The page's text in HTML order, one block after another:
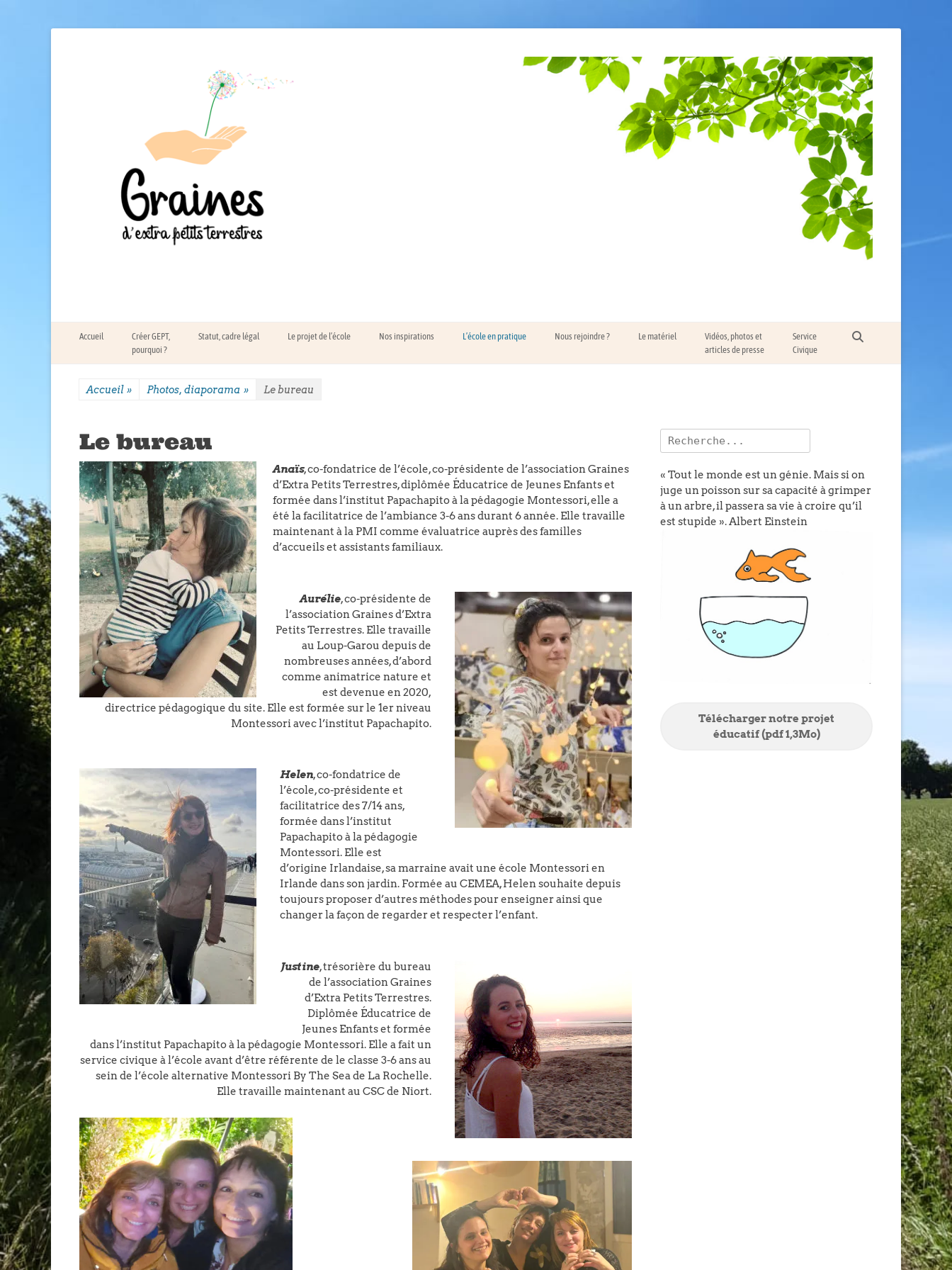
école Graines d'extra petits terrestres
Menu principal
Accueil
Créer GEPT,
pourquoi ?
Statut, cadre légal Le projet de l’école Nos inspirations L’école en pratique Nous rejoindre ? Le matériel
Vidéos, photos et
articles de presse
Service
Civique
Accueil » Photos, diaporama » Le bureau
Le bureau
Anaïs, co-fondatrice de l’école, co-présidente de l’association Graines
d’Extra Petits Terrestres, diplômée Éducatrice de Jeunes Enfants et
formée dans l’institut Papachapito à la pédagogie Montessori, elle a
été la facilitatrice de l’ambiance 3-6 ans durant 6 année. Elle travaille
maintenant à la PMI comme évaluatrice auprès des familles
d’accueils et assistants familiaux.
Aurélie, co-présidente de
l’association Graines d’Extra
Petits Terrestres. Elle travaille
au Loup-Garou depuis de
nombreuses années, d’abord
comme animatrice nature et
est devenue en 2020,
directrice pédagogique du site. Elle est formée sur le 1er niveau
Montessori avec l’institut Papachapito.
Helen, co-fondatrice de
l’école, co-présidente et
facilitatrice des 7/14 ans,
formée dans l’institut
Papachapito à la pédagogie
Montessori. Elle est
d’origine Irlandaise, sa marraine avait une école Montessori en
Irlande dans son jardin. Formée au CEMEA, Helen souhaite depuis
toujours proposer d’autres méthodes pour enseigner ainsi que
changer la façon de regarder et respecter l’enfant.
Justine, trésorière du bureau
de l’association Graines
d’Extra Petits Terrestres.
Diplômée Éducatrice de
Jeunes Enfants et formée
dans l’institut Papachapito à la pédagogie Montessori. Elle a fait un
service civique à l’école avant d’être référente de le classe 3-6 ans au
sein de l’école alternative Montessori By The Sea de La Rochelle.
Elle travaille maintenant au CSC de Niort.
Rechercher :
« Tout le monde est un génie. Mais si on
juge un poisson sur sa capacité à grimper
à un arbre, il passera sa vie à croire qu’il
est stupide ».Albert Einstein
Télécharger notre projet
éducatif (pdf 1,3Mo)